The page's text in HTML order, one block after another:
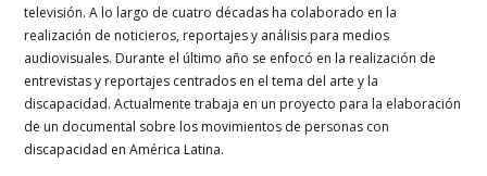
televisión. A lo largo de cuatro décadas ha colaborado en la
realización de noticieros, reportajes y análisis para medios
audiovisuales. Durante el último año se enfocó en la realización de
entrevistas y reportajes centrados en el tema del arte y la
discapacidad. Actualmente trabaja en un proyecto para la elaboración
de un documental sobre los movimientos de personas con
discapacidad en América Latina.